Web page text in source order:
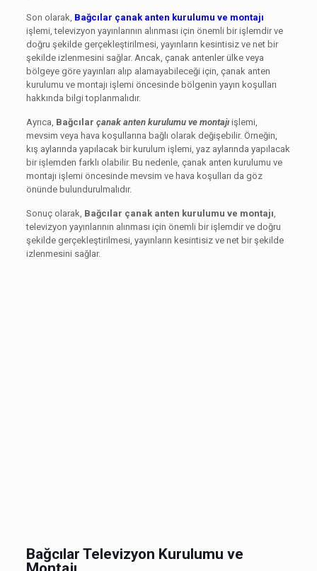
Son olarak, Bağcılar çanak anten kurulumu ve montajı
işlemi, televizyon yayınlarının alınması için önemli bir işlemdir ve
doğru şekilde gerçekleştirilmesi, yayınların kesintisiz ve net bir
şekilde izlenmesini sağlar. Ancak, çanak antenler ülke veya
bölgeye göre yayınları alıp alamayabileceği için, çanak anten
kurulumu ve montajı işlemi öncesinde bölgenin yayın koşulları
hakkında bilgi toplanmalıdır.
Ayrıca, Bağcılar çanak anten kurulumu ve montajıişlemi,
mevsim veya hava koşullarına bağlı olarak değişebilir. Örneğin,
kış aylarında yapılacak bir kurulum işlemi, yaz aylarında yapılacak
bir işlemden farklı olabilir. Bu nedenle, çanak anten kurulumu ve
montajı işlemi öncesinde mevsim ve hava koşulları da göz
önünde bulundurulmalıdır.
Sonuç olarak, Bağcılar çanak anten kurulumu ve montajı,
televizyon yayınlarının alınması için önemli bir işlemdir ve doğru
şekilde gerçekleştirilmesi, yayınların kesintisiz ve net bir şekilde
izlenmesini sağlar.
Bağcılar Televizyon Kurulumu ve